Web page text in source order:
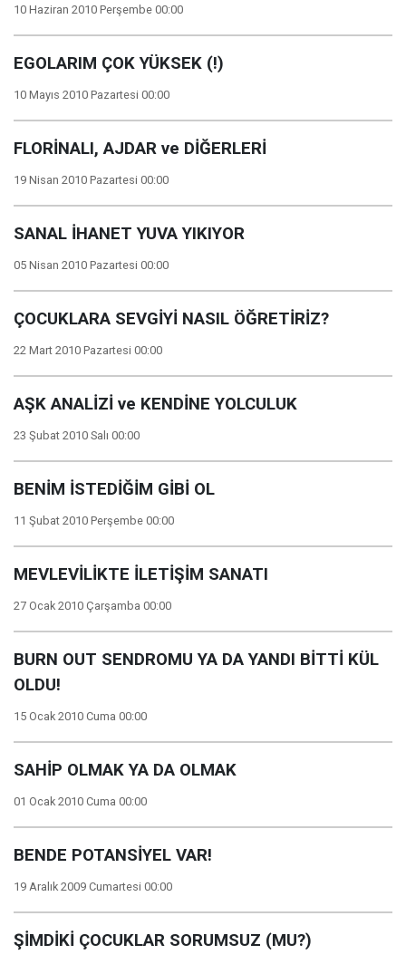
10 Haziran 2010 Perşembe 00:00
EGOLARIM ÇOK YÜKSEK (!)
10 Mayıs 2010 Pazartesi 00:00
FLORİNALI, AJDAR ve DİĞERLERİ
19 Nisan 2010 Pazartesi 00:00
SANAL İHANET YUVA YIKIYOR
05 Nisan 2010 Pazartesi 00:00
ÇOCUKLARA SEVGİYİ NASIL ÖĞRETİRİZ?
22 Mart 2010 Pazartesi 00:00
AŞK ANALİZİ ve KENDİNE YOLCULUK
23 Şubat 2010 Salı 00:00
BENİM İSTEDİĞİM GİBİ OL
11 Şubat 2010 Perşembe 00:00
MEVLEVİLİKTE İLETİŞİM SANATI
27 Ocak 2010 Çarşamba 00:00
BURN OUT SENDROMU YA DA YANDI BİTTİ KÜL
OLDU!
15 Ocak 2010 Cuma 00:00
SAHİP OLMAK YA DA OLMAK
01 Ocak 2010 Cuma 00:00
BENDE POTANSİYEL VAR!
19 Aralık 2009 Cumartesi 00:00
ŞİMDİKİ ÇOCUKLAR SORUMSUZ (MU?)